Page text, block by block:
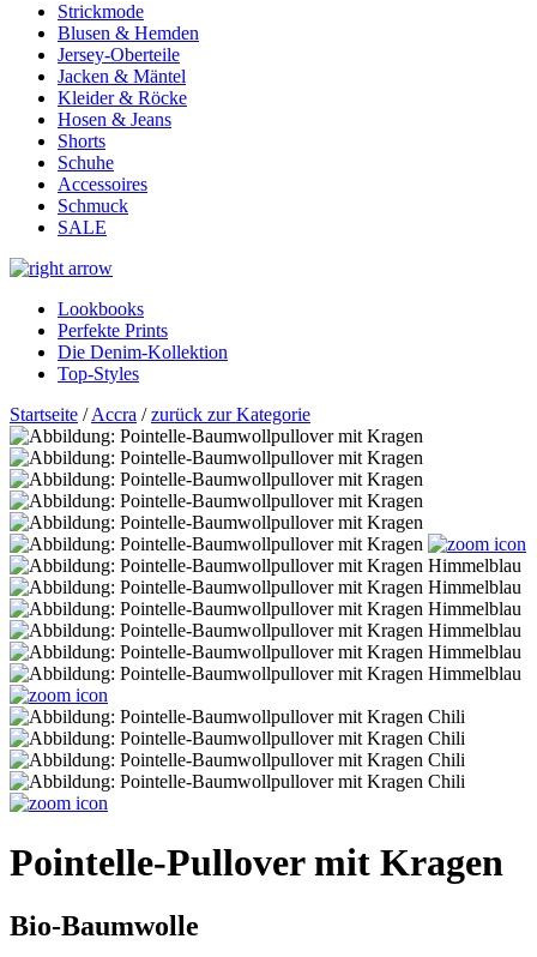
Strickmode
Blusen & Hemden
Jersey-Oberteile
Jacken & Mäntel
Kleider & Röcke
Hosen & Jeans
Shorts
Schuhe
Accessoires
Schmuck
SALE
Lookbooks
Perfekte Prints
Die Denim-Kollektion
Top-Styles
Startseite /Accra /zurück zur Kategorie
Pointelle-Pullover mit Kragen
Bio-Baumwolle